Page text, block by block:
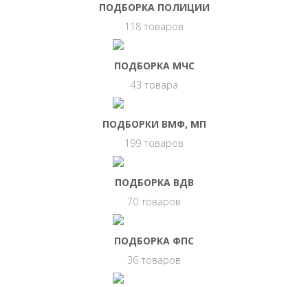
ПОДБОРКА ПОЛИЦИИ
118 товаров
ПОДБОРКА МЧС
43 товара
ПОДБОРКИ ВМФ, МП
199 товаров
ПОДБОРКА ВДВ
70 товаров
ПОДБОРКА ФПС
36 товаров